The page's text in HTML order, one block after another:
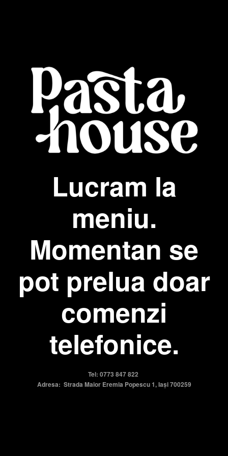
Lucram la
meniu.
Momentan se
pot prelua doar
comenzi
telefonice.
Tel: 0773 847 822
Adresa: Strada Maior Eremia Popescu 1, Iași 700259